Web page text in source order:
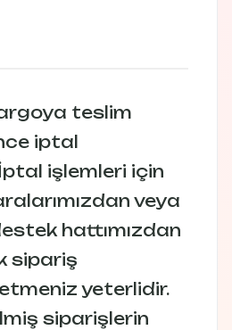
teslim
iptal
işlemleri için
veya
hattımızdan
sipariş
yeterlidir.
siparişlerin